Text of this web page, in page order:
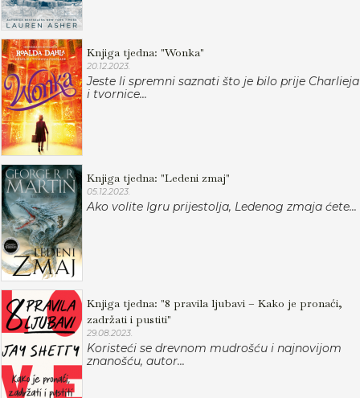
Knjiga tjedna: "Wonka"
20.12.2023.
Jeste li spremni saznati što je bilo prije Charlieja
i tvornice...
Knjiga tjedna: "Ledeni zmaj"
05.12.2023.
Ako volite Igru prijestolja, Ledenog zmaja ćete...
Knjiga tjedna: "8 pravila ljubavi – Kako je pronaći,
zadržati i pustiti"
29.08.2023.
Koristeći se drevnom mudrošću i najnovijom
znanošću, autor...